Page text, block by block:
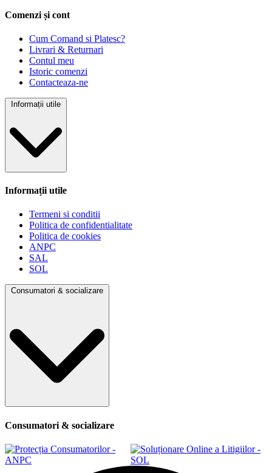
Comenzi și cont
Cum Comand si Platesc?
Livrari & Returnari
Contul meu
Istoric comenzi
Contacteaza-ne
Informații utile
Informații utile
Termeni si conditii
Politica de confidentialitate
Politica de cookies
ANPC
SAL
SOL
Consumatori & socializare
Consumatori & socializare